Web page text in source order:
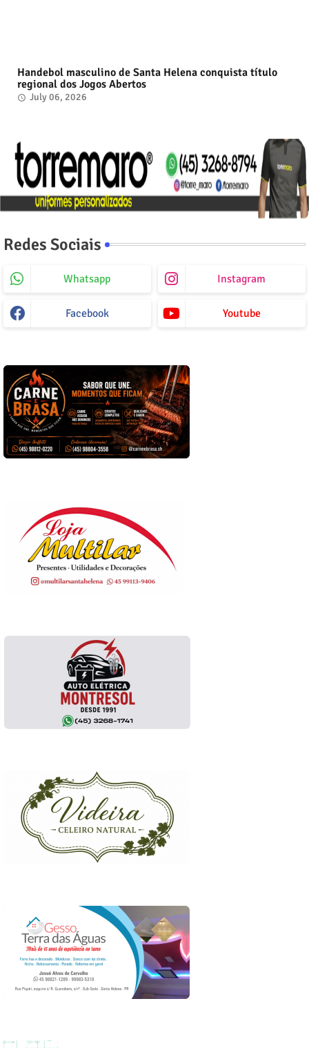
Handebol masculino de Santa Helena conquista título
regional dos Jogos Abertos
July 06, 2026
Redes Sociais
Whatsapp Instagram
Facebook Youtube